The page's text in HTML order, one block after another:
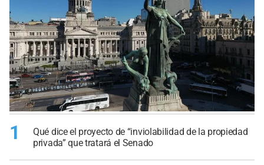
1
Qué dice el proyecto de “inviolabilidad de la propiedad
privada” que tratará el Senado